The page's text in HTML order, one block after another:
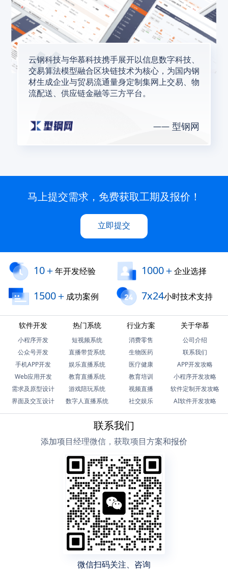
云钢科技与华慕科技携手展开以信息数字科技、
交易算法模型融合区块链技术为核心，为国内钢
材生成企业与贸易流通量身定制集网上交易、物
流配送、供应链金融等三方平台。
型钢网
马上提交需求，免费获取工期及报价！
立即提交
10＋年开发经验 1000＋企业选择
1500＋ 成功案例 7x24小时技术支持
软件开发
小程序开发
公众号开发
手机APP开发
Web应用开发
需求及原型设计
界面及交互设计
热门系统
短视频系统
直播带货系统
娱乐直播系统
教育直播系统
游戏陪玩系统
数字人直播系统
行业方案
消费零售
生物医药
医疗健康
教育培训
视频直播
社交娱乐
关于华慕
公司介绍
联系我们
APP开发攻略
小程序开发攻略
软件定制开发攻略
AI软件开发攻略
联系我们
添加项目经理微信，获取项目方案和报价
微信扫码关注、咨询